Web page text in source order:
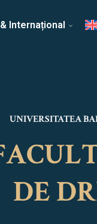
Facultății
Internațional
UNIVERSITATEA
DE